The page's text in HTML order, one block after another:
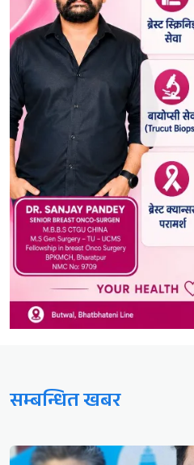
सम्बन्धित खबर